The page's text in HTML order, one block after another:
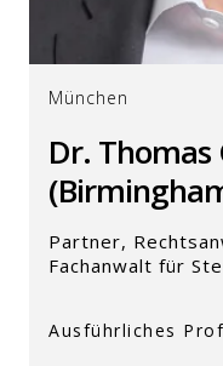
München
Dr. Thomas
Partner,
Fachanwalt für
Ausführliches